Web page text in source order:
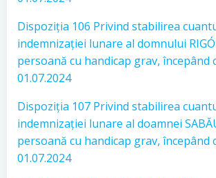
Dispoziția 106 Privind stabilirea
indemnizației lunare al domnului RIGÓ
persoană cu handicap grav, începând
01.07.2024
Dispoziția 107 Privind stabilirea
indemnizației lunare al doamnei
persoană cu handicap grav, începând
01.07.2024